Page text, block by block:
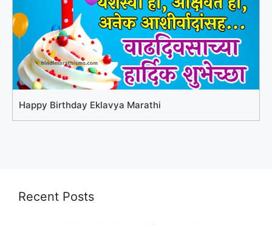
Happy Birthday Eklavya Marathi
Recent Posts